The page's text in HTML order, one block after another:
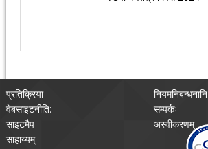
प्रतिक्रिया
नियमनिबन्धनानि
वेबसाइटनीति:
सम्पर्कः
साइटमैप
अस्वीकरणम्
साहाय्यम्